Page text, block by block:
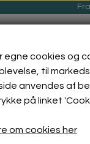
egne cookies og
til
anvendes af
på linket
om cookies her